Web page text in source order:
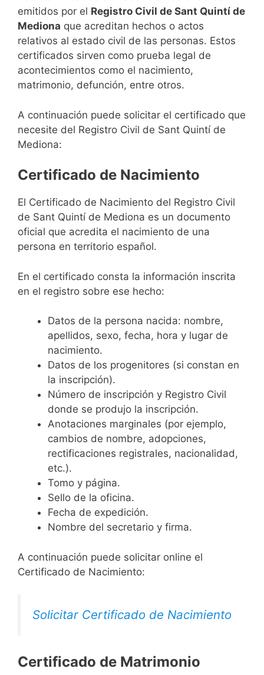
emitidos por el Registro Civil de Sant Quintí de
Mediona que acreditan hechos o actos
relativos al estado civil de las personas. Estos
certificados sirven como prueba legal de
acontecimientos como el nacimiento,
matrimonio, defunción, entre otros.
A continuación puede solicitar el certificado que
necesite del Registro Civil de Sant Quintí de
Mediona:
Certificado de Nacimiento
El Certificado de Nacimiento del Registro Civil
de Sant Quintí de Mediona es un documento
oficial que acredita el nacimiento de una
persona en territorio español.
En el certificado consta la información inscrita
en el registro sobre ese hecho:
Datos de la persona nacida: nombre,
apellidos, sexo, fecha, hora y lugar de
nacimiento.
Datos de los progenitores (si constan en
la inscripción).
Número de inscripción y Registro Civil
donde se produjo la inscripción.
Anotaciones marginales (por ejemplo,
cambios de nombre, adopciones,
rectificaciones registrales, nacionalidad,
etc.).
Tomo y página.
Sello de la oficina.
Fecha de expedición.
Nombre del secretario y firma.
A continuación puede solicitar online el
Certificado de Nacimiento:
Solicitar Certificado de Nacimiento
Certificado de Matrimonio